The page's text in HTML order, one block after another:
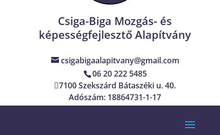
Csiga-Biga Mozgás- és
képességfejlesztő Alapítvány
csigabigaalapitvany@gmail.com
06 20 222 5485
7100 Szekszárd Bátaszéki u. 40.
Adószám: 18864731-1-17